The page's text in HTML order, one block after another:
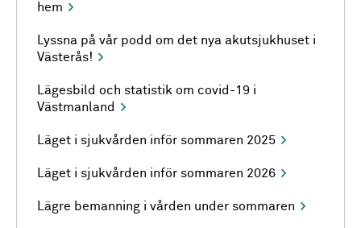
hem
Lyssna på vår podd om det nya akutsjukhuset i
Västerås!
Lägesbild och statistik om covid-19 i
Västmanland
Läget i sjukvården inför sommaren 2025
Läget i sjukvården inför sommaren 2026
Lägre bemanning i vården under sommaren